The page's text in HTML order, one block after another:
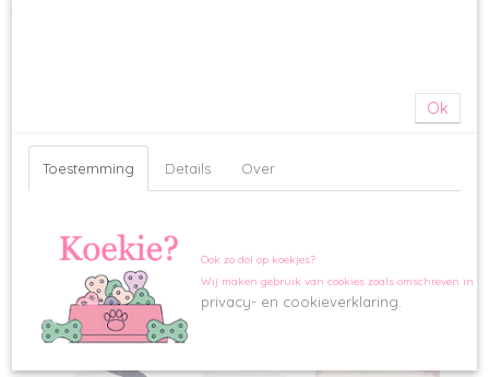
Ok
Toestemming Details Over
Ook zo dol op koekjes?
Wij maken gebruik van cookies zoals omschreven in
privacy- en cookieverklaring.